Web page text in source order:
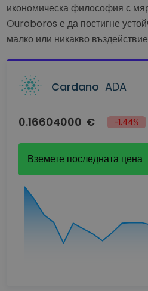
икономическа философия с
Ouroboros е да постигне
малко или никакво
Cardano ADA
0.16604000 € -1.44%
Вземете последната цена